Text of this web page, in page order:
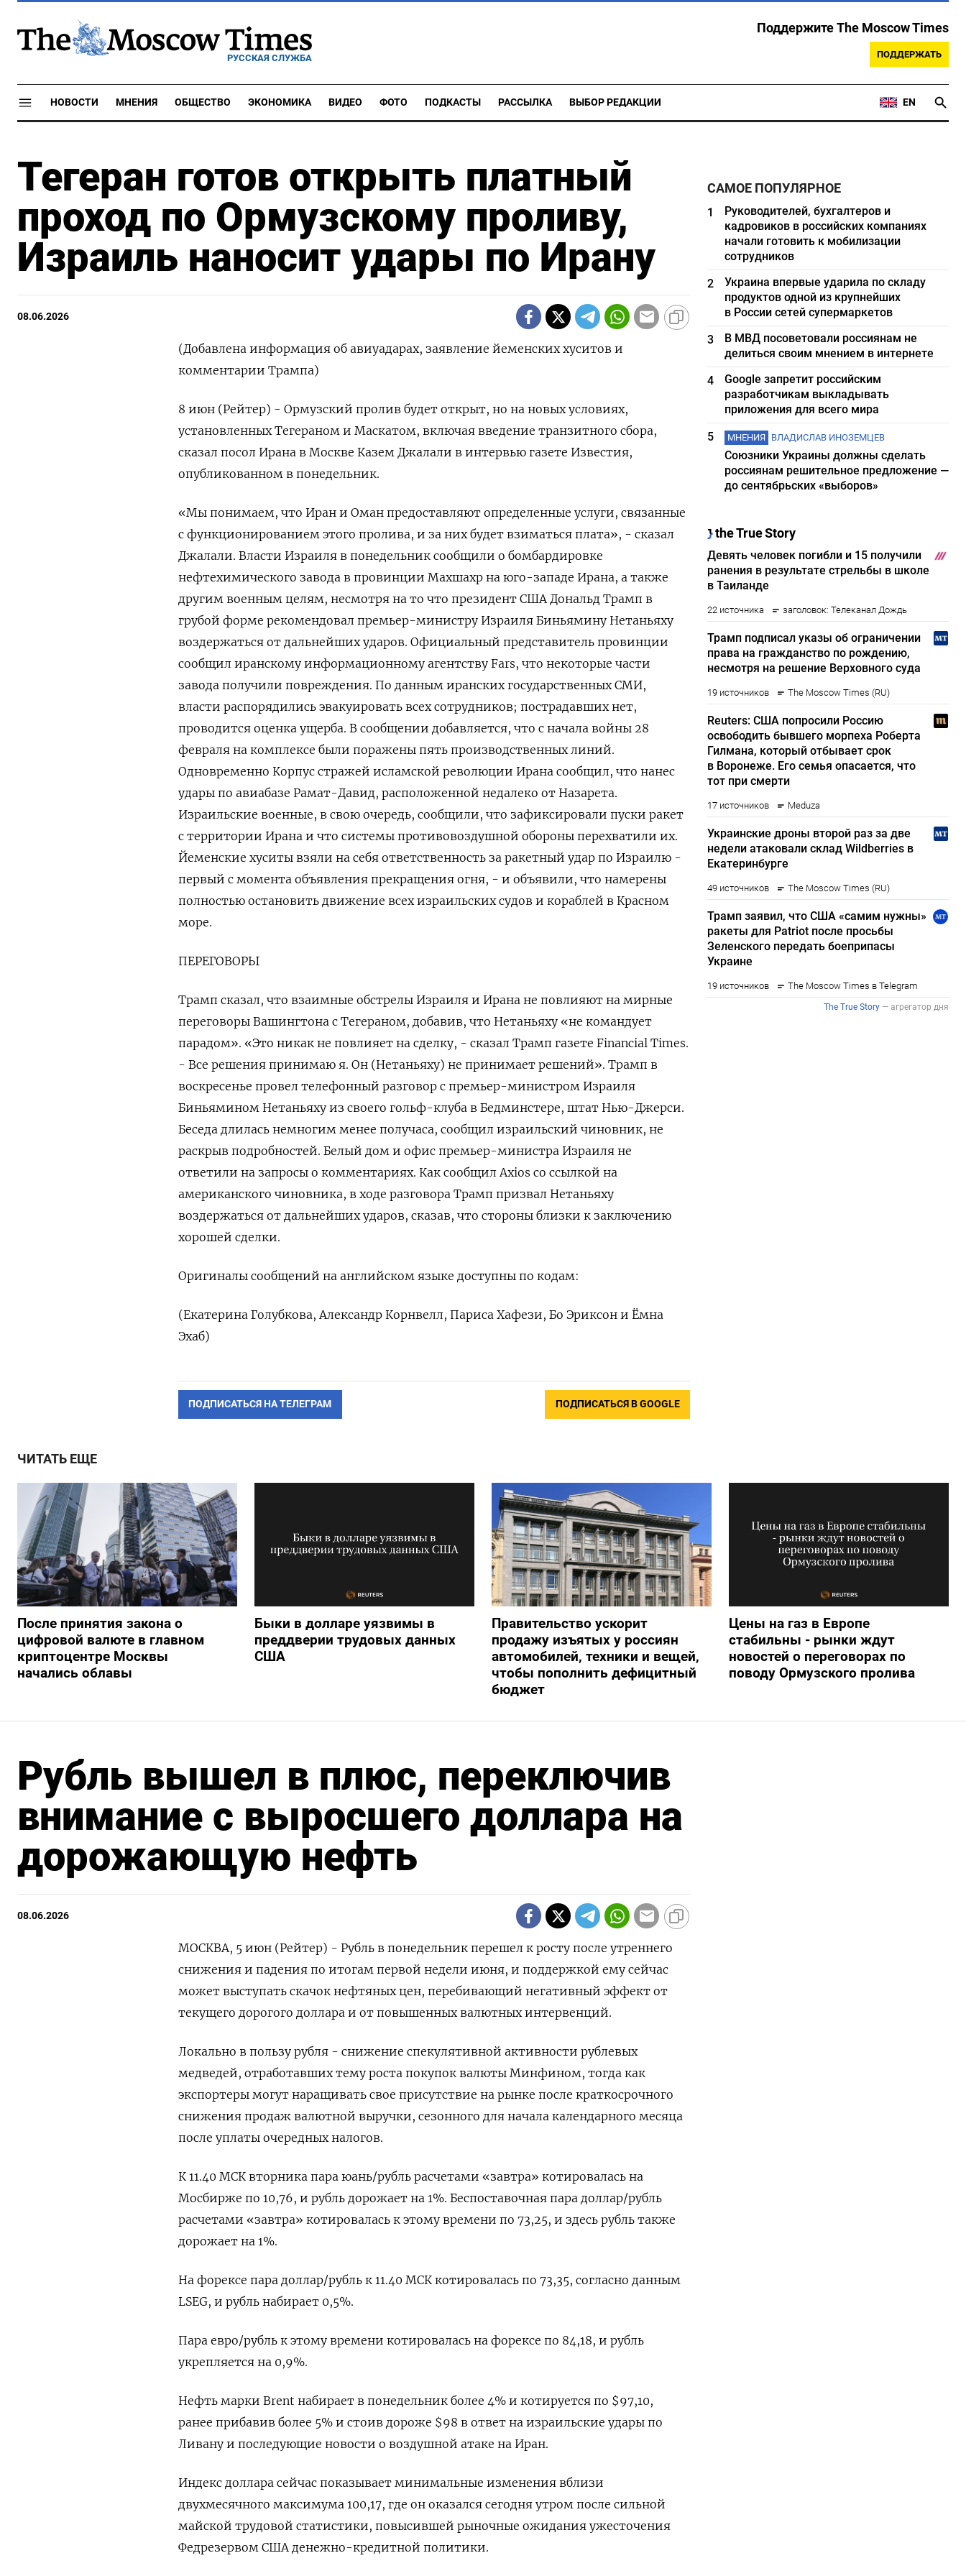
РУССКАЯ СЛУЖБА
Поддержите The Moscow Times
ПОДДЕРЖАТЬ
НОВОСТИ МНЕНИЯ ОБЩЕСТВО ЭКОНОМИКА ВИДЕО ФОТО ПОДКАСТЫ РАССЫЛКА ВЫБОР РЕДАКЦИИ EN
Тегеран готов открыть платный
проход по Ормузскому проливу,
Израиль наносит удары по Ирану
08.06.2026
(Добавлена информация об авиуадарах, заявление йеменских хуситов и
комментарии Трампа)
8 июн (Рейтер) - Ормузский пролив будет открыт, но на новых условиях,
установленных Тегераном и Маскатом, включая введение транзитного сбора,
сказал посол Ирана в Москве ‌Казем Джалали в интервью газете Известия,
опубликованном в понедельник.
«Мы понимаем, что Иран и Оман предоставляют определенные услуги, связанные
с функционированием этого пролива, и за них будет взиматься плата», - сказал
Джалали. Власти Израиля ​в понедельник сообщили о бомбардировке
нефтехимического ​завода в провинции Махшахр ​на юго-западе ⁠Ирана, а также
другим военным целям, несмотря на то что ‌президент США Дональд Трамп в
грубой форме рекомендовал ‌премьер-министру Израиля Биньямину Нетаньяху
воздержаться от дальнейших ударов. Официальный представитель провинции
сообщил иранскому информационному агентству Fars, что ​некоторые части
завода получили повреждения. По данным иранских государственных СМИ,
власти распорядились эвакуировать ‌всех сотрудников; пострадавших нет,
проводится оценка ущерба. В сообщении добавляется, что с начала войны 28 ​
февраля на комплексе были поражены пять производственных линий.
Одновременно Корпус стражей исламской революции Ирана ‌сообщил, что нанес
удары по авиабазе Рамат-Давид, расположенной недалеко от Назарета.
Израильские военные, в свою очередь, сообщили, что зафиксировали пуски ракет
с территории Ирана и ​что системы противовоздушной обороны перехватили ​их.
Йеменские хуситы взяли ‌на себя ответственность за ракетный удар по Израилю -
первый с момента объявления прекращения огня, - ​и объявили, что намерены
полностью остановить движение всех израильских судов и кораблей в Красном
море.
ПЕРЕГОВОРЫ
Трамп сказал, что взаимные обстрелы Израиля и Ирана не повлияют на мирные
переговоры Вашингтона с Тегераном, добавив, что Нетаньяху «не командует
парадом». «Это никак не повлияет на сделку, - сказал Трамп газете Financial Times.
- Все решения принимаю я. Он (Нетаньяху) не принимает решений». Трамп в
воскресенье провел телефонный разговор с премьер-министром Израиля
Биньямином Нетаньяху ​из своего гольф-клуба в Бедминстере, ⁠штат Нью-Джерси.
Беседа длилась немногим менее получаса, сообщил израильский чиновник, не
раскрыв подробностей. Белый дом и офис премьер-министра Израиля не
‌ответили на запросы о комментариях. Как сообщил Axios со ссылкой на
американского чиновника, в ‌ходе разговора Трамп призвал Нетаньяху
воздержаться от дальнейших ударов, сказав, что стороны близки к заключению ​
хорошей сделки.
Оригиналы сообщений на английском языке доступны по кодам:
(Екатерина Голубкова, ‌Александр Корнвелл, Париса Хафези, Бо Эриксон и Ёмна
Эхаб)
ПОДПИСАТЬСЯ НА ТЕЛЕГРАМ ПОДПИСАТЬСЯ В GOOGLE
САМОЕ ПОПУЛЯРНОЕ
1
Руководителей, бухгалтеров и
кадровиков в российских компаниях
начали готовить к мобилизации
сотрудников
2
Украина впервые ударила по складу
продуктов одной из крупнейших
в России сетей супермаркетов
3
В МВД посоветовали россиянам не
делиться своим мнением в интернете
4
Google запретит российским
разработчикам выкладывать
приложения для всего мира
5
МНЕНИЯ ВЛАДИСЛАВ ИНОЗЕМЦЕВ
Союзники Украины должны сделать
россиянам решительное предложение —
до сентябрьских «выборов»
ЧИТАТЬ ЕЩЕ
После принятия закона о
цифровой валюте в главном
криптоцентре Москвы
начались облавы
Быки в долларе уязвимы в
преддверии трудовых данных
США
Правительство ускорит
продажу изъятых у россиян
автомобилей, техники и вещей,
чтобы пополнить дефицитный
бюджет
Цены на газ в Европе
стабильны - рынки ждут
новостей о переговорах по
поводу Ормузского пролива
Рубль вышел в плюс, переключив
внимание с выросшего доллара на
дорожающую нефть
08.06.2026
МОСКВА, 5 июн (Рейтер) - Рубль в понедельник перешел к росту после утреннего
снижения и падения по итогам первой недели июня, и поддержкой ему сейчас
может выступать скачок нефтяных цен, перебивающий негативный эффект от
текущего дорогого доллара и от повышенных валютных интервенций.
Локально в пользу рубля - снижение спекулятивной ‌активности рублевых
медведей, отработавших тему роста покупок валюты Минфином, тогда как
экспортеры могут наращивать свое присутствие на рынке после краткосрочного
снижения продаж валютной выручки, сезонного для начала календарного месяца
после уплаты очередных налогов.
К 11.40 МСК вторника пара юань/рубль расчетами «завтра» котировалась на
Мосбирже по 10,76, и ​рубль дорожает на 1%. Беспоставочная пара доллар/рубль ​
расчетами «завтра» котировалась к этому времени по 73,25, и ​здесь рубль ⁠также
дорожает на 1%.
На форексе пара доллар/рубль к 11.40 МСК котировалась по 73,35, согласно данным
‌LSEG, и рубль набирает 0,5%.
Пара евро/рубль к этому ‌времени котировалась на форексе по 84,18, и рубль
укрепляется на 0,9%.
Нефть марки Brent набирает в понедельник более 4% и котируется по $97,10,
ранее ​прибавив более 5% и стоив дороже $98 в ответ на израильские удары по
Ливану и последующие новости о воздушной атаке ‌на Иран.
Индекс доллара сейчас показывает минимальные изменения вблизи
двухмесячного максимума 100,17, где он оказался сегодня утром после сильной
майской ​трудовой статистики, повысившей рыночные ожидания ужесточения
Федрезервом США денежно-кредитной политики.